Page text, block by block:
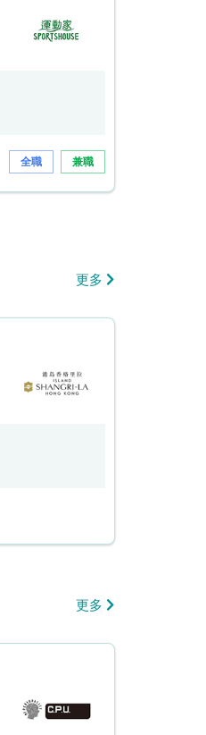
全職 兼職
更多
更多